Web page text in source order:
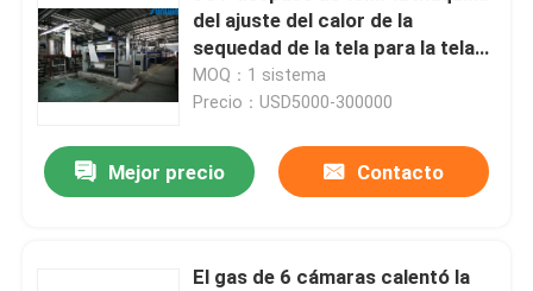
del ajuste del calor de la
sequedad de la tela para la tela
de algodón
MOQ：1 sistema
Precio：USD5000-300000
Mejor precio Contacto
El gas de 6 cámaras calentó la